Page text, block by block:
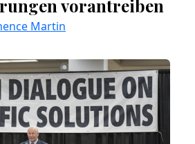
vorantreiben
Martin